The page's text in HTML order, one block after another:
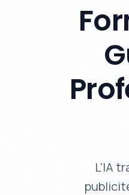
L'IA